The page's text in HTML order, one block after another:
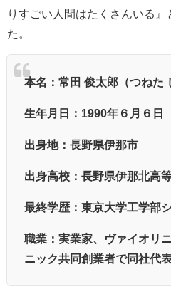
りすごい人間はたくさんいる』
た。
本名：常田 俊太郎 （つねた
生年月日：1990年６月６日
出身地：長野県伊那市
出身高校：長野県伊那北高
最終学歴：東京大学工学部
職業：実業家、ヴァイオリ
ニック共同創業者で同社代